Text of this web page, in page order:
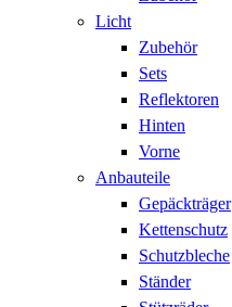
Licht
Zubehör
Sets
Reflektoren
Hinten
Vorne
Anbauteile
Gepäckträger
Kettenschutz
Schutzbleche
Ständer